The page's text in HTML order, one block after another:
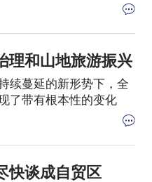
理和山地旅游振兴
续蔓延的新形势下，全
了带有根本性的变化
快谈成自贸区